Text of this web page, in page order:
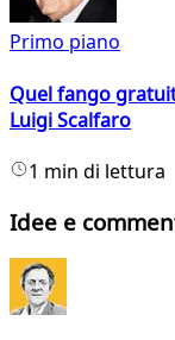
Primo piano
Quel fango
Luigi Scalfaro
1 min di lettura
Idee e